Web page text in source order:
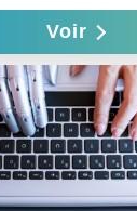
Voir